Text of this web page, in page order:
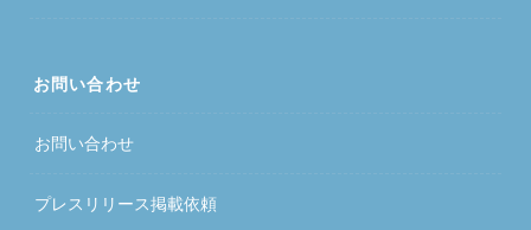
お問い合わせ
お問い合わせ
プレスリリース掲載依頼